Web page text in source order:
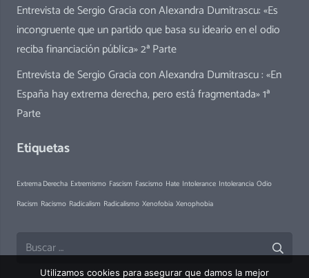
Entrevista de Sergio Gracia con Alexandra Dumitrascu: «Es
incongruente que un partido que basa su ideario en el odio
reciba financiación pública» 2ª Parte
Entrevista de Sergio Gracia con Alexandra Dumitrascu : «En
España hay extrema derecha, pero está fragmentada» 1ª
Parte
Etiquetas
Extrema Derecha Extremismo Fascism Fascismo Hate Intolerance Intolerancia Odio
Racism Racismo Radicalism Radicalismo Xenofobia Xenophobia
Buscar:
Utilizamos cookies para asegurar que damos la mejor